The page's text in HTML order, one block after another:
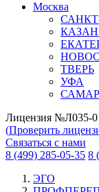
Москва
ТВЕРЬ
УФА
Лицензия №Л035-
(Проверить
Связаться с нами
8 (499) 285-05-35 8
ЭГО